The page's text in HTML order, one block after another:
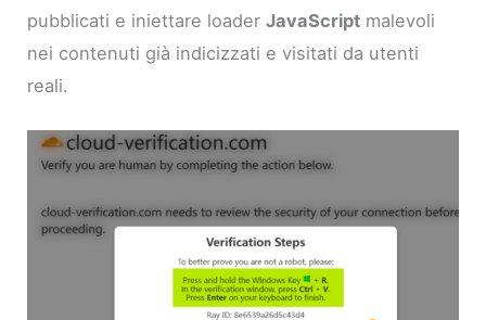
pubblicati e iniettare loaderJavaScript malevoli
nei contenuti già indicizzati e visitati da utenti
reali.